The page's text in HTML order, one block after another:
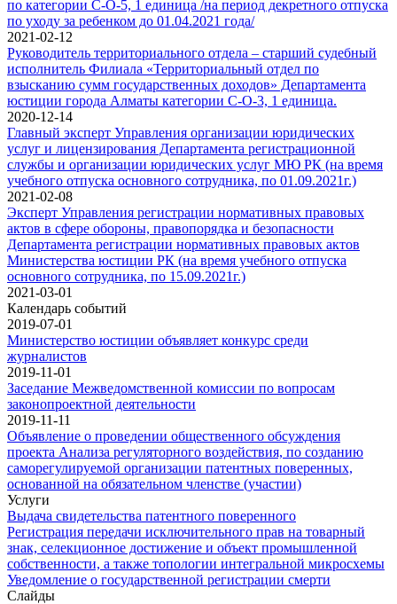
по категории С-О-5, 1 единица /на период декретного отпуска
по уходу за ребенком до 01.04.2021 года/
2021-02-12
Руководитель территориального отдела – старший судебный
исполнитель Филиала «Территориальный отдел по
взысканию сумм государственных доходов» Департамента
юстиции города Алматы категории С-О-3, 1 единица.
2020-12-14
Главный эксперт Управления организации юридических
услуг и лицензирования Департамента регистрационной
службы и организации юридических услуг МЮ РК (на время
учебного отпуска основного сотрудника, по 01.09.2021г.)
2021-02-08
Эксперт Управления регистрации нормативных правовых
актов в сфере обороны, правопорядка и безопасности
Департамента регистрации нормативных правовых актов
Министерства юстиции РК (на время учебного отпуска
основного сотрудника, по 15.09.2021г.)
2021-03-01
Календарь событий
2019-07-01
Министерство юстиции объявляет конкурс среди
журналистов
2019-11-01
Заседание Межведомственной комиссии по вопросам
законопроектной деятельности
2019-11-11
Объявление о проведении общественного обсуждения
проекта Анализа регуляторного воздействия, по созданию
саморегулируемой организации патентных поверенных,
основанной на обязательном членстве (участии)
Услуги
Выдача свидетельства патентного поверенного
Регистрация передачи исключительного прав на товарный
знак, селекционное достижение и объект промышленной
собственности, а также топологии интегральной микросхемы
Уведомление о государственной регистрации смерти
Слайды